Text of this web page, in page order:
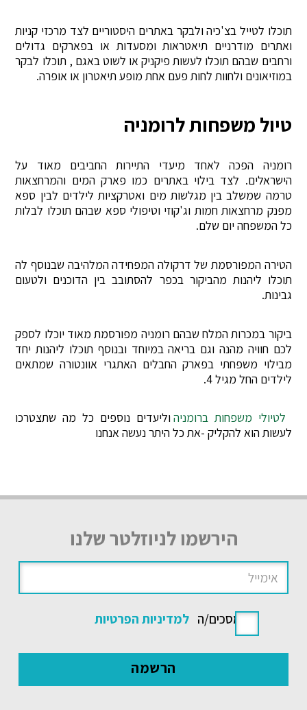
תוכלו לטייל בצ'כיה ולבקר באתרים היסטוריים לצד מרכזי קניות
ואתרים מודרניים תיאטראות ומסעדות או בפארקים גדולים
ורחבים שבהם תוכלו לעשות פיקניק או לשוט באגם , תוכלו לבקר
במוזיאונים ולחוות לחות פעם אחת מופע תיאטרון או אופרה.
טיול משפחות לרומניה
רומניה הפכה לאחד מיעדי התיירות החביבים מאוד על
הישראלים. לצד בילוי באתרים כמו פארק המים והמרחצאות
טרמה שמשלב בין מגלשות מים ואטרקציות לילדים לבין ספא
מפנק מרחצאות חמות וג'קוזי וטיפולי ספא שבהם תוכלו לבלות
כל המשפחה יום שלם.
הטירה המפורסמת של דרקולה המפחידה המלהיבה שבנוסף לה
תוכלו ליהנות מהביקור בכפר להסתובב בין הדוכנים ולטעום
גבינות.
ביקור במכרות המלח שבהם רומניה מפורסמת מאוד יוכלו לספק
לכם חוויה מהנה וגם בריאה במיוחד ובנוסף תוכלו ליהנות יחד
מבילוי משפחתי בפארק החבלים האתגרי אוונטורה שמתאים
לילדים החל מגיל 4.
לטיולי משפחות ברומניהוליעדים נוספים כל מה שתצטרכו
לעשות הוא להקליק -את כל היתר נעשה אנחנו
הירשמו לניוזלטר שלנו
אני מסכים/ה למדיניות הפרטיות